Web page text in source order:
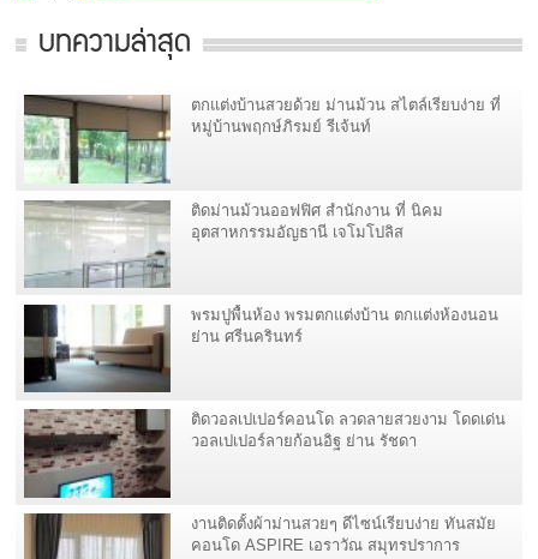
บทความล่าสุด
ตกแต่งบ้านสวยด้วย ม่านม้วน สไตล์เรียบง่าย ที่
หมู่บ้านพฤกษ์ภิรมย์ รีเจ้นท์
ติดม่านม้วนออฟฟิศ สำนักงาน ที่ นิคม
อุตสาหกรรมอัญธานี เจโมโปลิส
พรมปูพื้นห้อง พรมตกแต่งบ้าน ตกแต่งห้องนอน
ย่าน ศรีนครินทร์
ติดวอลเปเปอร์คอนโด ลวดลายสวยงาม โดดเด่น
วอลเปเปอร์ลายก้อนอิฐ ย่าน รัชดา
งานติดตั้งผ้าม่านสวยๆ ดีไซน์เรียบง่าย ทันสมัย
คอนโด ASPIRE เอราวัณ สมุทรปราการ